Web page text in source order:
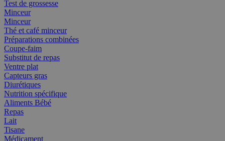
Test de grossesse
Minceur
Minceur
Thé et café minceur
Préparations combinées
Coupe-faim
Substitut de repas
Ventre plat
Capteurs gras
Diurétiques
Nutrition spécifique
Aliments Bébé
Repas
Lait
Tisane
Médicament